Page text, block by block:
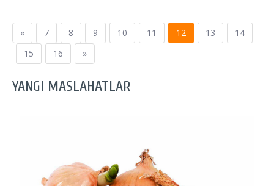
« 7 8 9 10 11 12 13
14
15
16 »
YANGI MASLAHATLAR